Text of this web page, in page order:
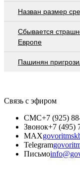
Назван размер
Сбывается
Европе
Пашинян
Связь с эфиром
СМС+7 (925)
Звонок+7 (495)
MAX
Telegram
Письмо